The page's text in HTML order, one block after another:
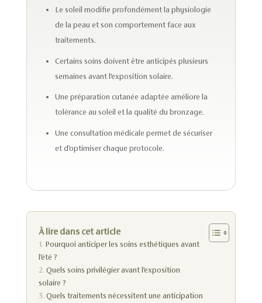
Le soleil modifie profondément la physiologie
de la peau et son comportement face aux
traitements.
Certains soins doivent être anticipés plusieurs
semaines avant l’exposition solaire.
Une préparation cutanée adaptée améliore la
tolérance au soleil et la qualité du bronzage.
Une consultation médicale permet de sécuriser
et d’optimiser chaque protocole.
À lire dans cet article
Pourquoi anticiper les soins esthétiques avant
l’été ?
Quels soins privilégier avant l’exposition
solaire ?
Quels traitements nécessitent une anticipation